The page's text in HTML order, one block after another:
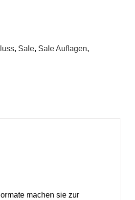
, Sale, Sale Auflagen,
machen sie zur